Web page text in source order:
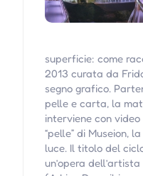
superficie: come
2013 curata da
segno grafico.
pelle e carta, la
interviene con
“pelle” di Museion,
luce. Il titolo del
un’opera